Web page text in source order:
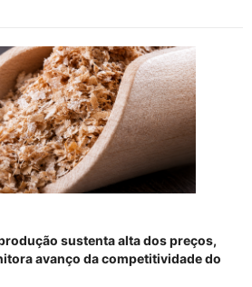
sustenta alta dos preços,
avanço da competitividade do